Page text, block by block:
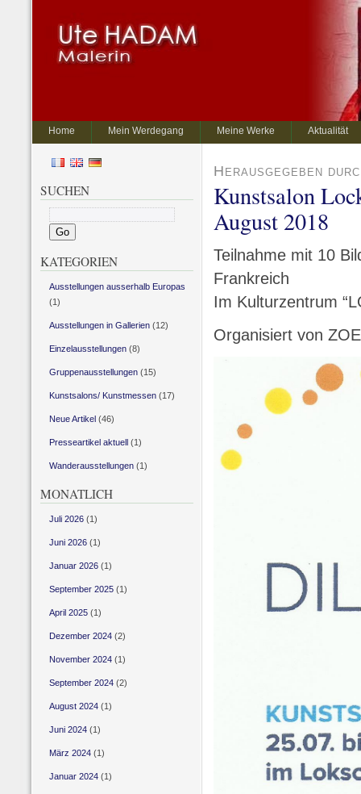
Home Mein Werdegang Meine Werke Aktualität
Herausgegeben
Kunstsalon
August 2018
Teilnahme mit 10
Frankreich
Im Kulturzentrum
Organisiert von
SUCHEN
KATEGORIEN
Ausstellungen ausserhalb Europas
(1)
Ausstellungen in Gallerien(12)
Einzelausstellungen(8)
Gruppenausstellungen(15)
Kunstsalons/ Kunstmessen(17)
Neue Artikel(46)
Presseartikel aktuell(1)
Wanderausstellungen(1)
MONATLICH
Juli 2026(1)
Juni 2026(1)
Januar 2026(1)
September 2025(1)
April 2025(1)
Dezember 2024(2)
November 2024(1)
September 2024(2)
August 2024(1)
Juni 2024(1)
März 2024(1)
Januar 2024(1)